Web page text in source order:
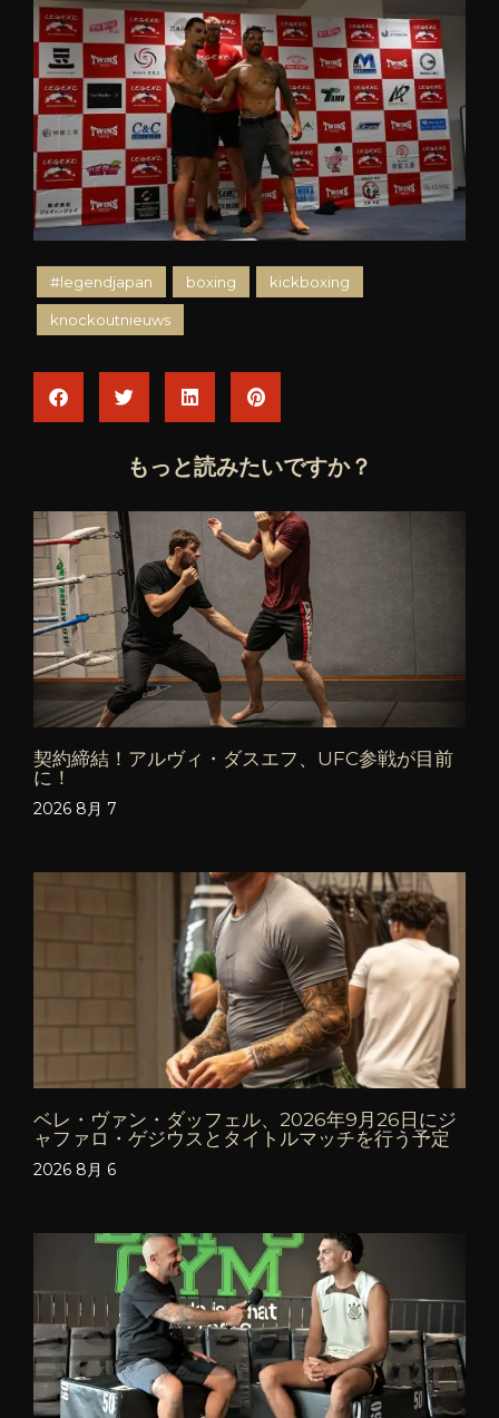
#legendjapan boxing kickboxing
knockoutnieuws
もっと読みたいですか？
契約締結！アルヴィ・ダスエフ、UFC参戦が目前
に！
2026 8月 7
ベレ・ヴァン・ダッフェル、2026年9月26日にジ
ャファロ・ゲジウスとタイトルマッチを行う予定
2026 8月 6